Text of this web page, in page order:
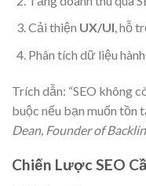
Cải thiện UX/UI, hỗ
Phân tích dữ liệu
Trích dẫn: “SEO không
buộc nếu bạn muốn tồn
Dean, Founder of
Chiến Lược SEO